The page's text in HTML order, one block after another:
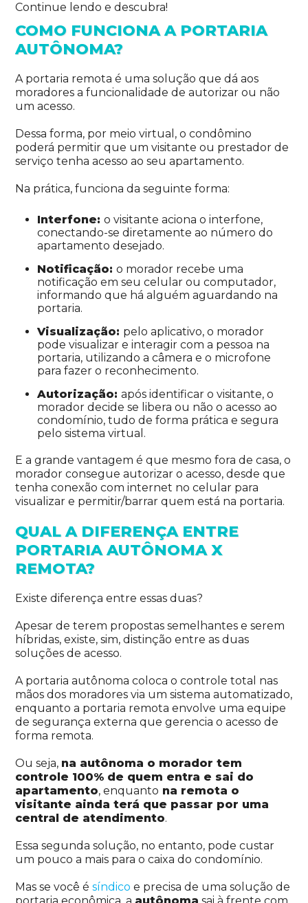
Continue lendo e descubra!
COMO FUNCIONA A PORTARIA
AUTÔNOMA?
A portaria remota é uma solução que dá aos
moradores a funcionalidade de autorizar ou não
um acesso.
Dessa forma, por meio virtual, o condômino
poderá permitir que um visitante ou prestador de
serviço tenha acesso ao seu apartamento.
Na prática, funciona da seguinte forma:
Interfone:o visitante aciona o interfone,
conectando-se diretamente ao número do
apartamento desejado.
Notificação:o morador recebe uma
notificação em seu celular ou computador,
informando que há alguém aguardando na
portaria.
Visualização: pelo aplicativo, o morador
pode visualizar e interagir com a pessoa na
portaria, utilizando a câmera e o microfone
para fazer o reconhecimento.
Autorização:após identificar o visitante, o
morador decide se libera ou não o acesso ao
condomínio, tudo de forma prática e segura
pelo sistema virtual.
E a grande vantagem é que mesmo fora de casa, o
morador consegue autorizar o acesso, desde que
tenha conexão com internet no celular para
visualizar e permitir/barrar quem está na portaria.
QUAL A DIFERENÇA ENTRE
PORTARIA AUTÔNOMA X
REMOTA?
Existe diferença entre essas duas?
Apesar de terem propostas semelhantes e serem
híbridas, existe, sim, distinção entre as duas
soluções de acesso.
A portaria autônoma coloca o controle total nas
mãos dos moradores via um sistema automatizado,
enquanto a portaria remota envolve uma equipe
de segurança externa que gerencia o acesso de
forma remota.
Ou seja, na autônoma o morador tem
controle 100% de quem entra e sai do
apartamento, enquanto na remota o
visitante ainda terá que passar por uma
central de atendimento.
Essa segunda solução, no entanto, pode custar
um pouco a mais para o caixa do condomínio.
Mas se você ésíndico e precisa de uma solução de